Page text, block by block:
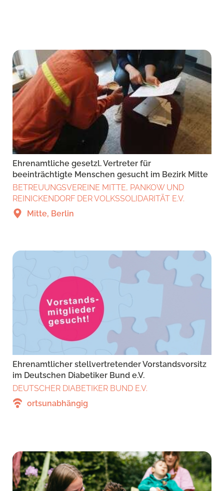
Ehrenamtliche gesetzl. Vertreter für
beeinträchtigte Menschen gesucht im Bezirk Mitte
BETREUUNGSVEREINE MITTE, PANKOW UND
REINICKENDORF DER VOLKSSOLIDARITÄT E.V.
Mitte, Berlin
Ehrenamtlicher stellvertretender Vorstandsvorsitz
im Deutschen Diabetiker Bund e.V.
DEUTSCHER DIABETIKER BUND E.V.
ortsunabhängig